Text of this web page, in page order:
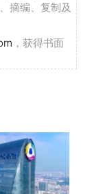
摘编、复制及
，获得书面